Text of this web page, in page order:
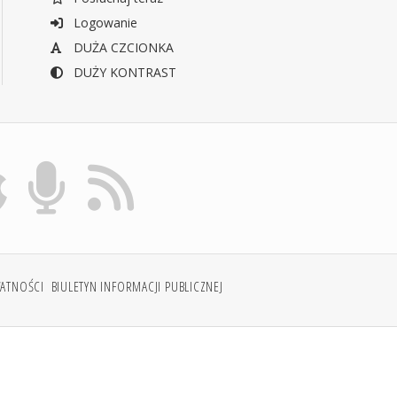
Logowanie
DUŻA CZCIONKA
DUŻY KONTRAST
BIULETYN INFORMACJI PUBLICZNEJ